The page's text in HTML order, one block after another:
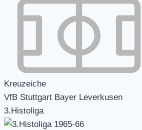
Kreuzeiche
VfB Stuttgart Bayer Leverkusen
3.Histoliga